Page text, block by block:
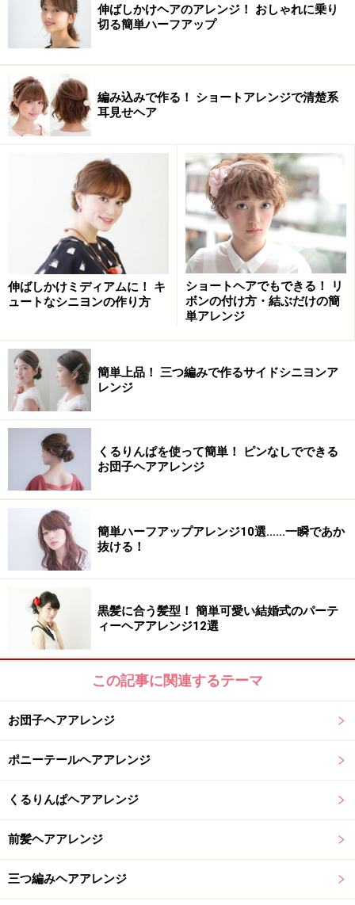
伸ばしかけヘアのアレンジ！ おしゃれに乗り
切る簡単ハーフアップ
編み込みで作る！ ショートアレンジで清楚系
耳見せヘア
伸ばしかけミディアムに！ キ
ュートなシニヨンの作り方
ショートヘアでもできる！ リ
ボンの付け方・結ぶだけの簡
単アレンジ
簡単上品！ 三つ編みで作るサイドシニヨンア
レンジ
くるりんぱを使って簡単！ ピンなしでできる
お団子ヘアアレンジ
簡単ハーフアップアレンジ10選……一瞬であか
抜ける！
黒髪に合う髪型！ 簡単可愛い結婚式のパーテ
ィーヘアアレンジ12選
この記事に関連するテーマ
お団子ヘアアレンジ
ポニーテールヘアアレンジ
くるりんぱヘアアレンジ
前髪ヘアアレンジ
三つ編みヘアアレンジ